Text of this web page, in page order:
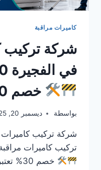
كاميرات مراقبة
شركة تركيب
في الفجيرة 0582482610
خصم 30%
بواسطة ديسمبر 20, 2025
شركة تركيب كاميرات
تركيب كاميرات مراقبة في
خصم